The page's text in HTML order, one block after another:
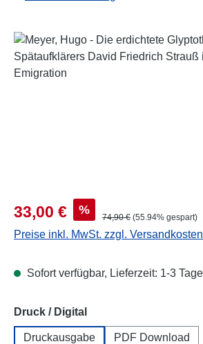
Bildergalerie überspringen
Verkaufspreis:
33,00 € % Regulärer Preis:
74,90 € (55.94% gespart)
Preise inkl. MwSt. zzgl. Versandkosten
Sofort verfügbar, Lieferzeit: 1-3 Tage
Druck / Digitalauswählen
Druckausgabe PDF Download